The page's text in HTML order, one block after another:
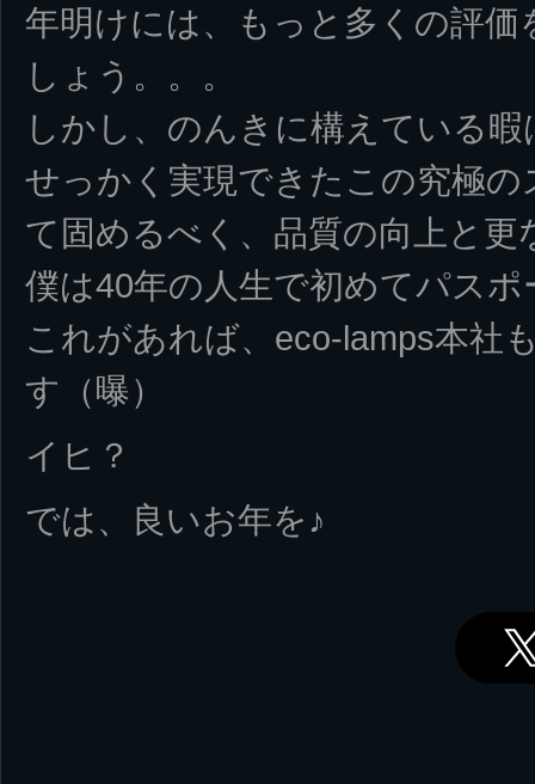
年明けには、もっと多くの評
しょう。。。
しかし、のんきに構えている
せっかく実現できたこの究極
て固めるべく、品質の向上と更
僕は40年の人生で初めてパス
これがあれば、eco-lamps本社
す（曝）
イヒ？
では、良いお年を♪